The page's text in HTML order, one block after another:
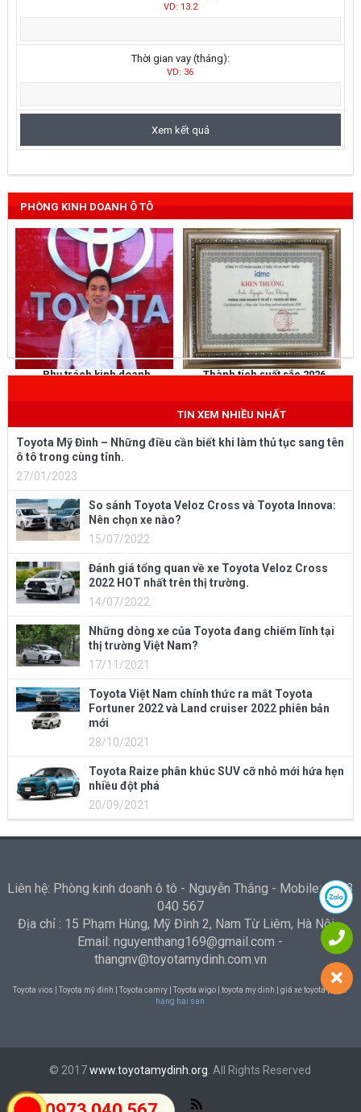
VD: 13.2
Thời gian vay (tháng):
VD: 36
PHÒNG KINH DOANH Ô TÔ
Phụ trách kinh doanh Thành tích suất sắc 2026
TIN XEM NHIỀU NHẤT
Toyota Mỹ Đình – Những điều cần biết khi làm thủ tục sang tên
ô tô trong cùng tỉnh.
27/01/2023
So sánh Toyota Veloz Cross và Toyota Innova:
Nên chọn xe nào?
15/07/2022
Đánh giá tổng quan về xe Toyota Veloz Cross
2022 HOT nhất trên thị trường.
14/07/2022
Những dòng xe của Toyota đang chiếm lĩnh tại
thị trường Việt Nam?
17/11/2021
Toyota Việt Nam chính thức ra mắt Toyota
Fortuner 2022 và Land cruiser 2022 phiên bản
mới
28/10/2021
Toyota Raize phân khúc SUV cỡ nhỏ mới hứa hẹn
nhiều đột phá
20/09/2021
Liên hệ: Phòng kinh doanh ô tô - Nguyễn Thắng - Mobile: 0973
040 567
Địa chỉ : 15 Phạm Hùng, Mỹ Đình 2, Nam Từ Liêm, Hà Nội -
Email: nguyenthang169@gmail.com -
thangnv@toyotamydinh.com.vn
Toyota vios | Toyota mỹ đình | Toyota camry | Toyota wigo | toyota my dinh | giá xe toyota |
Nha
hang hai san
© 2017www.toyotamydinh.org . All Rights Reserved